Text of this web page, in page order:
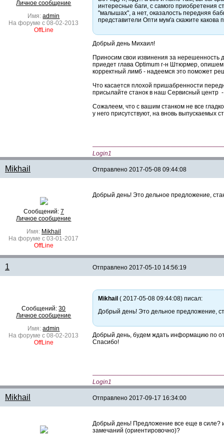
Личное сообщение
Имя:admin
На форуме с 08-02-2013
OffLine
интересные баги, с самого приобретения
"малышах", а нет, оказалость передняя
представители Опти мум'а скажите
Добрый день Михаил!
Приносим свои извинения за нерешенность
приедет глава Optimum г-н Штюрмер,
корректный лимб - надеемся это поможет
Что касается плохой пришабренности
присылайте станок в наш Сервисный центр
Сожалеем, что с вашим станком не все
у него присутствуют, на вновь выпускаемых
Login1
Mikhail Отправлено 2017-05-08 09:44:08
Сообщений: 7
Личное сообщение
Имя: Mikhail
На форуме с 03-01-2017
OffLine
Добрый день! Это дельное предложение,
1 Отправлено 2017-05-10 14:56:19
Сообщений:30
Личное сообщение
Имя:admin
На форуме с 08-02-2013
OffLine
Mikhail ( 2017-05-08 09:44:08) писал:
Добрый день! Это дельное предложение,
Добрый день, будем ждать информацию по
Спасибо!
Login1
Mikhail Отправлено 2017-09-17 16:34:00
Добрый день! Предложение все еще в силе?
замечаний (ориентировочно)?